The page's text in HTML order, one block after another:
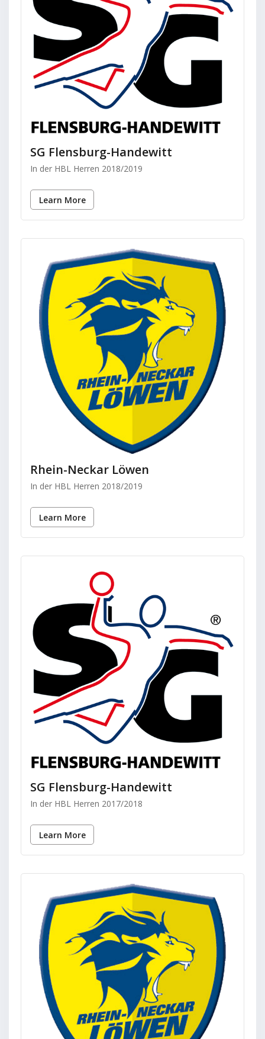
SG Flensburg-Handewitt
In der HBL Herren 2018/2019
Learn More
Rhein-Neckar Löwen
In der HBL Herren 2018/2019
Learn More
SG Flensburg-Handewitt
In der HBL Herren 2017/2018
Learn More